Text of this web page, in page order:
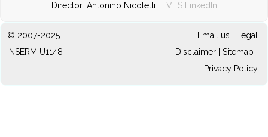
Director: Antonino Nicoletti | LVTS LinkedIn
© 2007-2025
INSERM U1148
Email us
Legal
Disclaimer| Sitemap
Privacy Policy